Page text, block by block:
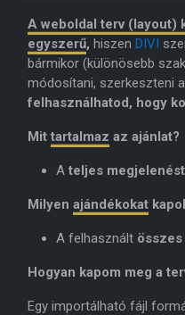
A weboldal terv (layout)
egyszerű, hiszen DIVI
bármikor (különösebb
módosítani, szerkeszteni
felhasználhatod, hogy
Mit tartalmaz az ajánlat?
A teljes megjelenést
Milyen ajándékokat
A felhasznált
Hogyan kapom meg a
Egy importálható fájl